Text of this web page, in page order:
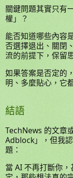
關鍵問題其實只有
權」？
能否知道哪些內容
否選擇退出、關閉
流的前提下，保留
如果答案是否定的
明、多麼貼心，它
結語
TechNews 的文章
Adblock」，但我
題：
當 AI 不再打斷你